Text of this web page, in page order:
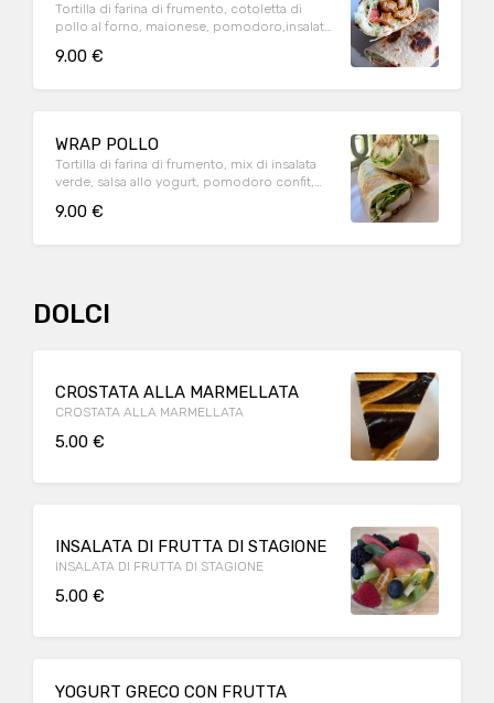
Tortilla di farina di frumento, cotoletta di
pollo al forno, maionese, pomodoro,insalata
9.00 €
WRAP POLLO
Tortilla di farina di frumento, mix di insalata
verde, salsa allo yogurt, pomodoro confit,
A10)
9.00 €
DOLCI
CROSTATA ALLA MARMELLATA
CROSTATA ALLA MARMELLATA
5.00 €
INSALATA DI FRUTTA DI STAGIONE
INSALATA DI FRUTTA DI STAGIONE
5.00 €
YOGURT GRECO CON FRUTTA